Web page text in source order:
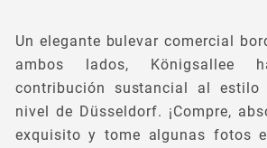
Un elegante bulevar comercial
ambos lados, Königsallee
contribución sustancial al
nivel de Düsseldorf. ¡Compre,
exquisito y tome algunas fotos